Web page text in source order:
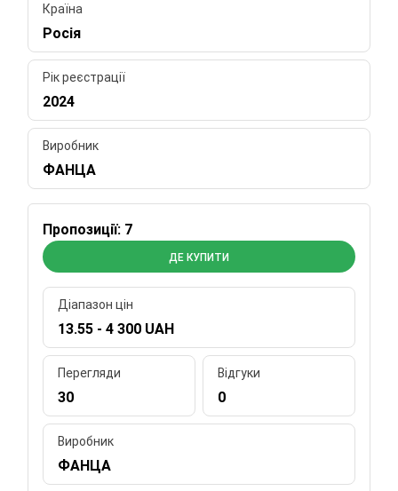
Країна
Росія
Рік реєстрації
2024
Виробник
ФАНЦА
Пропозиції: 7
ДЕ КУПИТИ
Діапазон цін
13.55 - 4 300 UAH
Перегляди
30
Відгуки
0
Виробник
ФАНЦА